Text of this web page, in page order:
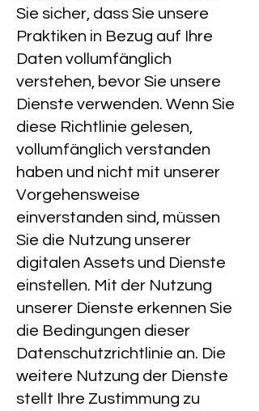
Sie sicher, dass Sie unsere
Praktiken in Bezug auf Ihre
Daten vollumfänglich
verstehen, bevor Sie unsere
Dienste verwenden. Wenn Sie
diese Richtlinie gelesen,
vollumfänglich verstanden
haben und nicht mit unserer
Vorgehensweise
einverstanden sind, müssen
Sie die Nutzung unserer
digitalen Assets und Dienste
einstellen. Mit der Nutzung
unserer Dienste erkennen Sie
die Bedingungen dieser
Datenschutzrichtlinie an. Die
weitere Nutzung der Dienste
stellt Ihre Zustimmung zu